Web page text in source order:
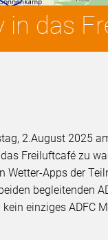
das
2.August 2025
Freiluftcafé zu
Wetter-Apps der
begleitenden
einziges ADFC